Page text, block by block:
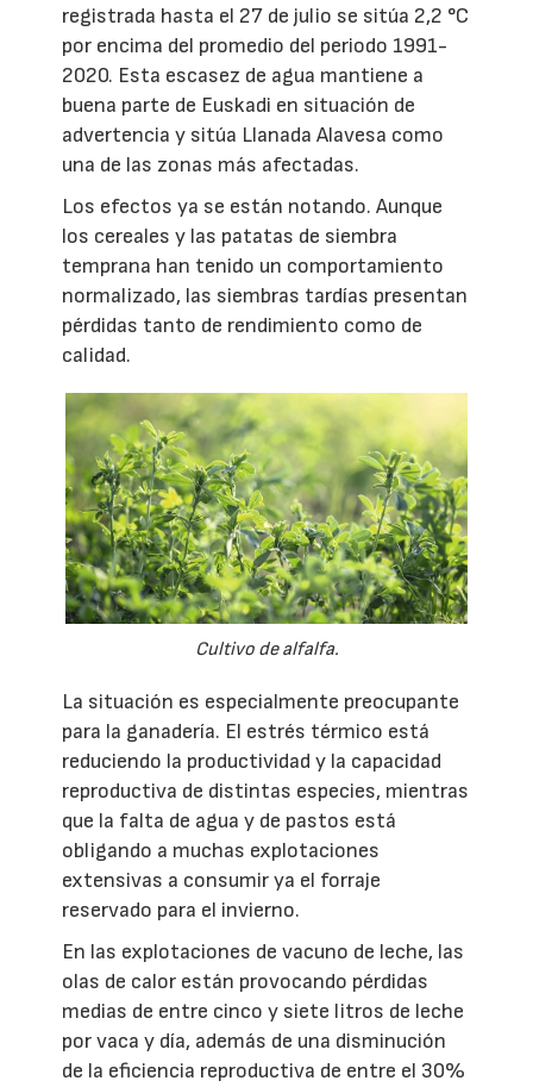
registrada hasta el 27 de julio se sitúa 2,2 °C
por encima del promedio del periodo 1991-
2020. Esta escasez de agua mantiene a
buena parte de Euskadi en situación de
advertencia y sitúa Llanada Alavesa como
una de las zonas más afectadas.
Los efectos ya se están notando. Aunque
los cereales y las patatas de siembra
temprana han tenido un comportamiento
normalizado, las siembras tardías presentan
pérdidas tanto de rendimiento como de
calidad.
Cultivo de alfalfa.
La situación es especialmente preocupante
para la ganadería. El estrés térmico está
reduciendo la productividad y la capacidad
reproductiva de distintas especies, mientras
que la falta de agua y de pastos está
obligando a muchas explotaciones
extensivas a consumir ya el forraje
reservado para el invierno.
En las explotaciones de vacuno de leche, las
olas de calor están provocando pérdidas
medias de entre cinco y siete litros de leche
por vaca y día, además de una disminución
de la eficiencia reproductiva de entre el 30%